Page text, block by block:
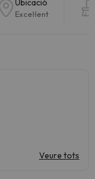
Ubicació
Excel·lent
Veure tots